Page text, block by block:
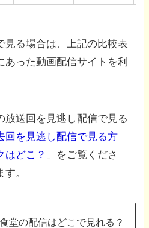
見る場合は、上記の比較表
あった動画配信サイトを利
放送回を見逃し配信で見る
回を見逃し配信で見る方
はどこ？ 」をご覧くださ
。
堂の配信はどこで見れる？